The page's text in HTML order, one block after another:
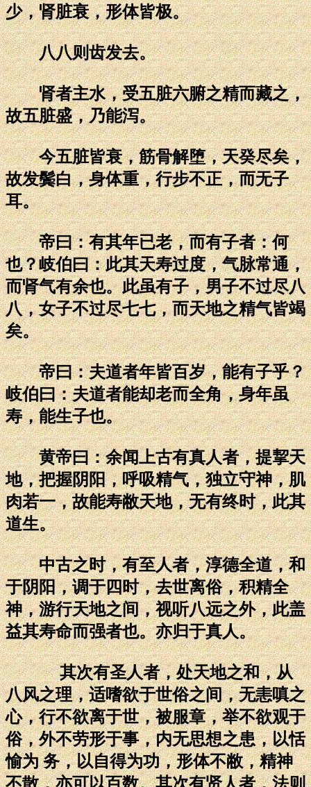
少，肾脏衰，形体皆极。
八八则齿发去。
肾者主水，受五脏六腑之精而藏之，
故五脏盛，乃能泻。
今五脏皆衰，筋骨解堕，天癸尽矣，
故发鬓白，身体重，行步不正，而无子
耳。
帝曰：有其年已老，而有子者：何
也？岐伯曰：此其天寿过度，气脉常通，
而肾气有余也。此虽有子，男子不过尽八
八，女子不过尽七七，而天地之精气皆竭
矣。
帝曰：夫道者年皆百岁，能有子乎？
岐伯曰：夫道者能却老而全角，身年虽
寿，能生子也。
黄帝曰：余闻上古有真人者，提挈天
地，把握阴阳，呼吸精气，独立守神，肌
肉若一，故能寿敝天地，无有终时，此其
道生。
中古之时，有至人者，淳德全道，和
于阴阳，调于四时，去世离俗，积精全
神，游行天地之间，视听八远之外，此盖
益其寿命而强者也。亦归于真人。
其次有圣人者，处天地之和，从
八风之理，适嗜欲于世俗之间，无恚嗔之
心，行不欲离于世，被服章，举不欲观于
俗，外不劳形于事，内无思想之患，以恬
愉为 务，以自得为功，形体不敝，精神